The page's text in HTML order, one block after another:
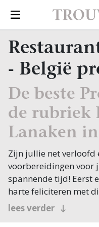
- België
De beste
de rubriek
Lanaken
Zijn jullie net verloofd
voorbereidingen voor
spannende tijd! Eerst
harte feliciteren met
Bij een huwelijk komt
lees verder